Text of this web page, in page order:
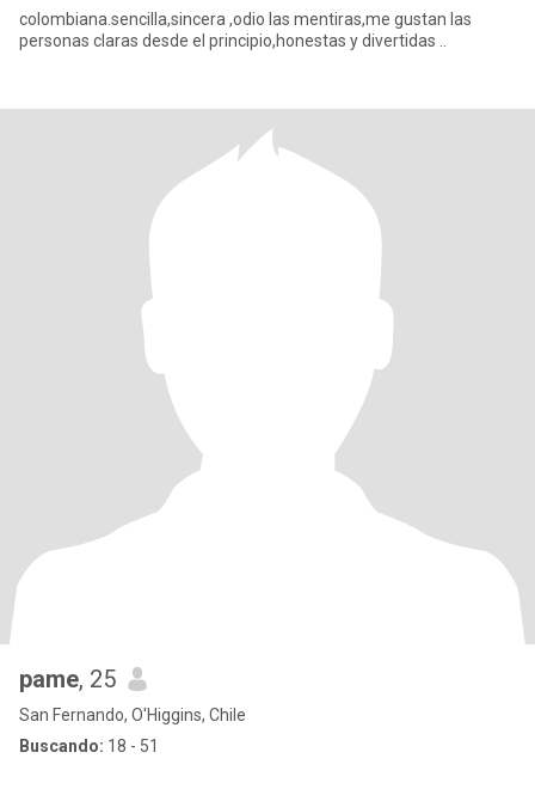
colombiana.sencilla,sincera ,odio las mentiras,me gustan las
personas claras desde el principio,honestas y divertidas ..
pame, 25
San Fernando, O'Higgins, Chile
Buscando: 18 - 51